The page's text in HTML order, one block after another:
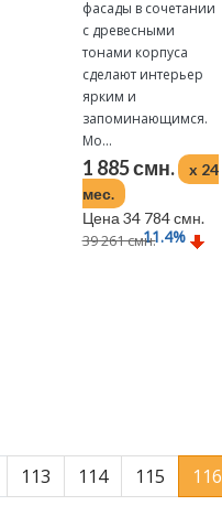
фасады в сочетании
с древесными
тонами корпуса
сделают интерьер
ярким и
запоминающимся.
Мо...
1 885 смн.
x 24
мес.
Цена 34 784 смн.
39 261 смн.11.4%
113 114 115 116